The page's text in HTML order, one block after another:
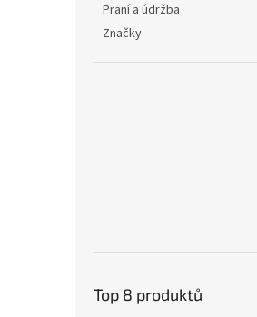
Praní a údržba
Značky
Top 8 produktů